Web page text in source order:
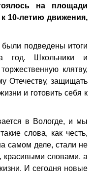
на площади
10-летию движения,
подведены итоги
год. Школьники и
клятву,
Отечеству, защищать
и готовить себя к
в Вологде, и мы
слова, как честь,
самом деле, стали не
красивыми словами, а
И сегодня новые